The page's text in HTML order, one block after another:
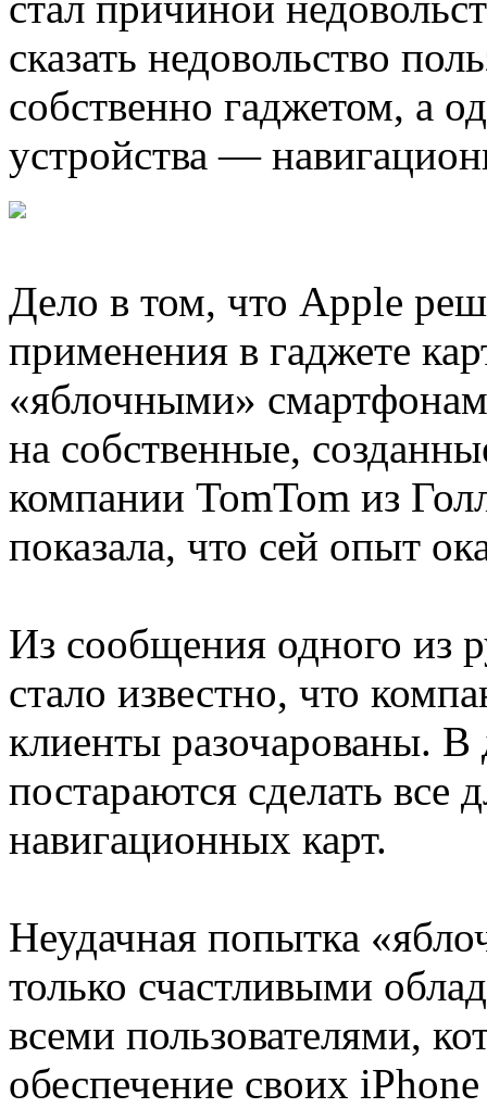
сказать недовольство
собственно гаджетом, а
устройства —
Дело в том, что Apple
применения в гаджете
«яблочными»
на собственные,
компании TomTom из
показала, что сей опыт
Из сообщения одного из
стало известно, что
клиенты разочарованы.
постараются сделать все
навигационных карт.
Неудачная попытка
только счастливыми
всеми пользователями,
обеспечение своих